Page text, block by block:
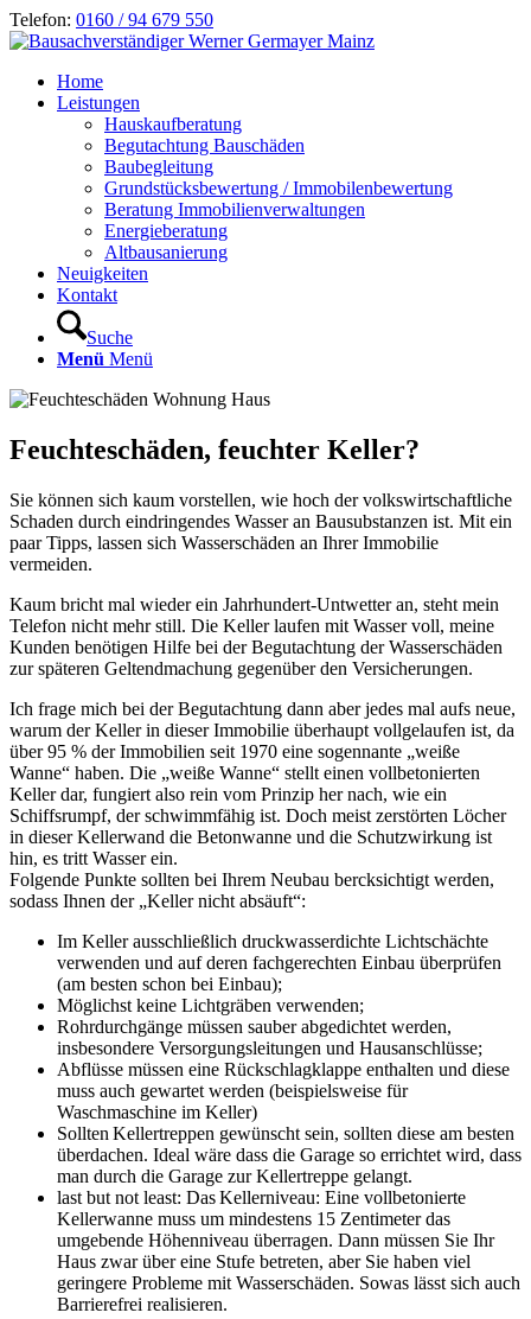
Telefon: 0160 / 94 679 550
Home
Leistungen
Hauskaufberatung
Begutachtung Bauschäden
Baubegleitung
Grundstücksbewertung / Immobilenbewertung
Beratung Immobilienverwaltungen
Energieberatung
Altbausanierung
Neuigkeiten
Kontakt
Suche
Menü Menü
Feuchteschäden, feuchter Keller?
Sie können sich kaum vorstellen, wie hoch der volkswirtschaftliche
Schaden durch eindringendes Wasser an Bausubstanzen ist. Mit ein
paar Tipps, lassen sich Wasserschäden an Ihrer Immobilie
vermeiden.
Kaum bricht mal wieder ein Jahrhundert-Untwetter an, steht mein
Telefon nicht mehr still. Die Keller laufen mit Wasser voll, meine
Kunden benötigen Hilfe bei der Begutachtung der Wasserschäden
zur späteren Geltendmachung gegenüber den Versicherungen.
Ich frage mich bei der Begutachtung dann aber jedes mal aufs neue,
warum der Keller in dieser Immobilie überhaupt vollgelaufen ist, da
über 95 % der Immobilien seit 1970 eine sogennante „weiße
Wanne“ haben. Die „weiße Wanne“ stellt einen vollbetonierten
Keller dar, fungiert also rein vom Prinzip her nach, wie ein
Schiffsrumpf, der schwimmfähig ist. Doch meist zerstörten Löcher
in dieser Kellerwand die Betonwanne und die Schutzwirkung ist
hin, es tritt Wasser ein.
Folgende Punkte sollten bei Ihrem Neubau bercksichtigt werden,
sodass Ihnen der „Keller nicht absäuft“:
Im Keller ausschließlich druckwasserdichte Lichtschächte
verwenden und auf deren fachgerechten Einbau überprüfen
(am besten schon bei Einbau);
Möglichst keine Lichtgräben verwenden;
Rohrdurchgänge müssen sauber abgedichtet werden,
insbesondere Versorgungsleitungen und Hausanschlüsse;
Abflüsse müssen eine Rückschlagklappe enthalten und diese
muss auch gewartet werden (beispielsweise für
Waschmaschine im Keller)
Sollten Kellertreppen gewünscht sein, sollten diese am besten
überdachen. Ideal wäre dass die Garage so errichtet wird, dass
man durch die Garage zur Kellertreppe gelangt.
last but not least: Das Kellerniveau: Eine vollbetonierte
Kellerwanne muss um mindestens 15 Zentimeter das
umgebende Höhenniveau überragen. Dann müssen Sie Ihr
Haus zwar über eine Stufe betreten, aber Sie haben viel
geringere Probleme mit Wasserschäden. Sowas lässt sich auch
Barrierefrei realisieren.